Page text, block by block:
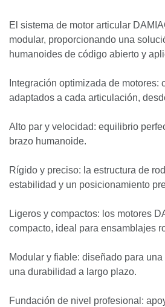
El sistema de motor articular
modular, proporcionando una
humanoides de código abierto y
Integración optimizada de
adaptados a cada articulación,
Alto par y velocidad: equilibrio
brazo humanoide.
Rígido y preciso: la estructura de
estabilidad y un posicionamiento
Ligeros y compactos: los motores
compacto, ideal para ensamblajes
Modular y fiable: diseñado para
una durabilidad a largo plazo.
Fundación de nivel profesional: